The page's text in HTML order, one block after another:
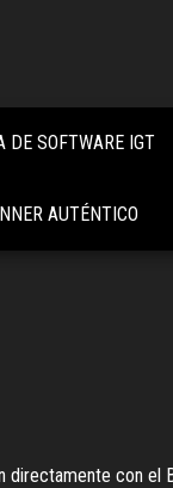
DE SOFTWARE IGT
AUTÉNTICO
directamente con el